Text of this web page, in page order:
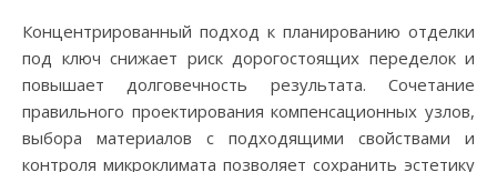
Концентрированный подход к планированию отделки
под ключ снижает риск дорогостоящих переделок и
повышает долговечность результата. Сочетание
правильного проектирования компенсационных узлов,
выбора материалов с подходящими свойствами и
контроля микроклимата позволяет сохранить эстетику